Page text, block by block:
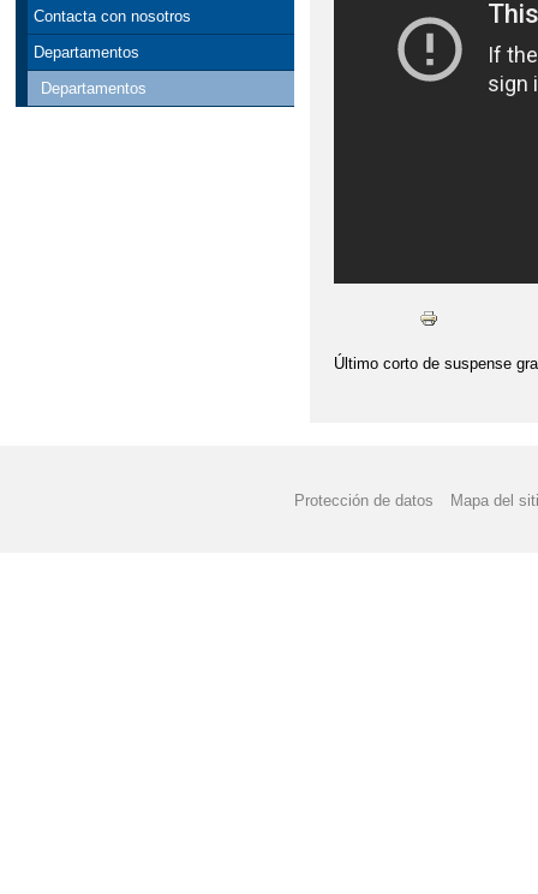
Contacta con nosotros
Departamentos
Departamentos
Último corto de suspense
Protección de datos Mapa del